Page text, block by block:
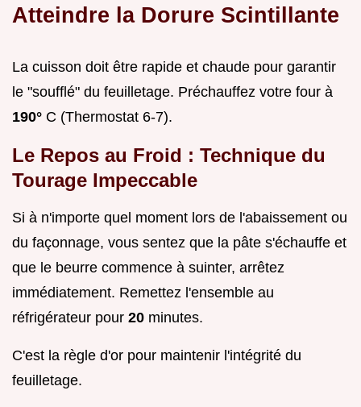
Atteindre la Dorure Scintillante
La cuisson doit être rapide et chaude pour garantir
le "soufflé" du feuilletage. Préchauffez votre four à
190° C (Thermostat 6-7).
Le Repos au Froid : Technique du
Tourage Impeccable
Si à n'importe quel moment lors de l'abaissement ou
du façonnage, vous sentez que la pâte s'échauffe et
que le beurre commence à suinter, arrêtez
immédiatement. Remettez l'ensemble au
réfrigérateur pour 20 minutes.
C'est la règle d'or pour maintenir l'intégrité du
feuilletage.